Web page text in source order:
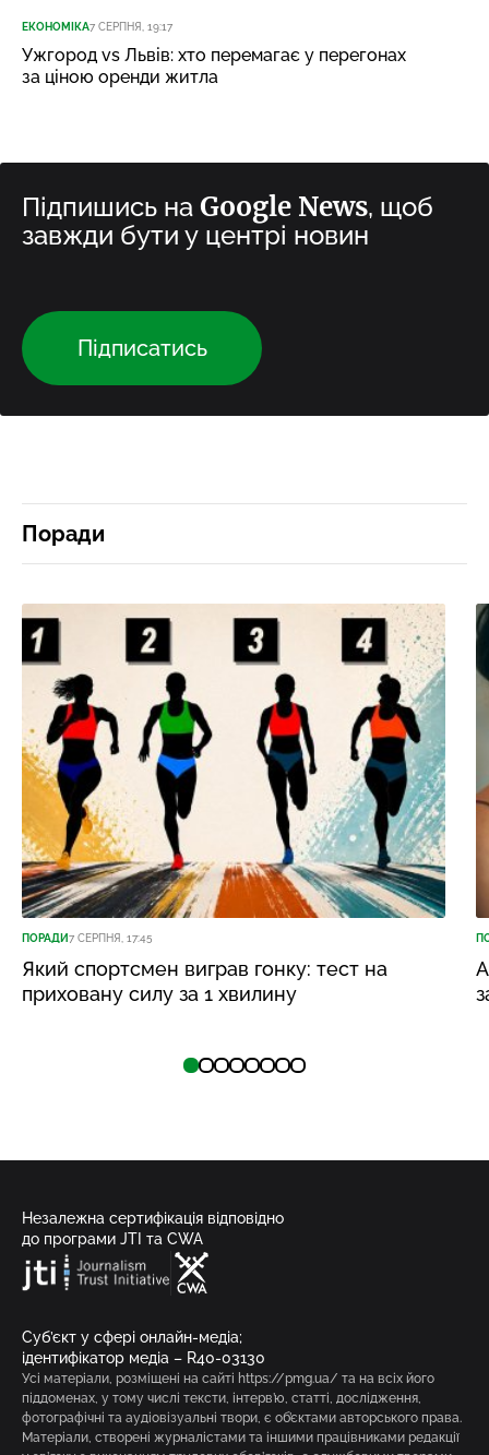
ЕКОНОМІКА7 СЕРПНЯ, 19:17
Ужгород vs Львів: хто перемагає у перегонах
за ціною оренди житла
Підпишись на Google News, щоб
завжди бути у центрі новин
Підписатись
Поради
ПОРАДИ7 СЕРПНЯ, 17:45
Який спортсмен виграв гонку: тест на
приховану силу за 1 хвилину
Незалежна сертифікація відповідно
до програми JTI та CWA
Суб’єкт у сфері онлайн-медіа;
ідентифікатор медіа – R40-03130
Усі матеріали, розміщені на сайті https://pmg.ua/ та на всіх його
піддоменах, у тому числі тексти, інтерв’ю, статті, дослідження,
фотографічні та аудіовізуальні твори, є об’єктами авторського права.
Матеріали, створені журналістами та іншими працівниками редакції